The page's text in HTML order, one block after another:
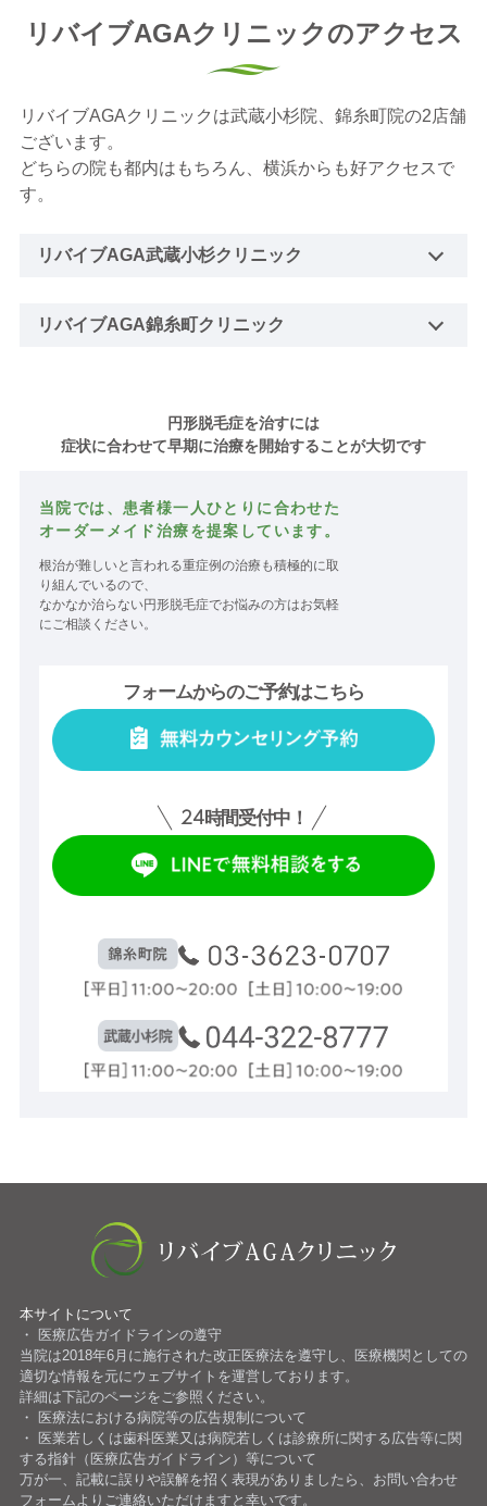
の
送
リバイブAGAクリニックのアクセス
リバイブAGAクリニックは武蔵小杉院、錦糸町院の2店舗
ございます。
どちらの院も都内はもちろん、横浜からも好アクセスで
す。
リバイブAGA武蔵小杉クリニック
リバイブAGA錦糸町クリニック
円形脱毛症を治すには
症状に合わせて早期に治療を開始することが大切です
当院では、患者様一人ひとりに合わせた
オーダーメイド治療を提案しています。
根治が難しいと言われる重症例の治療も積極的に取
り組んでいるので、
なかなか治らない円形脱毛症でお悩みの方はお気軽
にご相談ください。
フォームからのご予約はこちら
24時間受付中！
本サイトについて
医療広告ガイドラインの遵守
当院は2018年6月に施行された改正医療法を遵守し、医療機関としての
適切な情報を元にウェブサイトを運営しております。
詳細は下記のページをご参照ください。
医療法における病院等の広告規制について
医業若しくは歯科医業又は病院若しくは診療所に関する広告等に関
する指針（医療広告ガイドライン）等について
万が一、記載に誤りや誤解を招く表現がありましたら、お問い合わせ
フォームよりご連絡いただけますと幸いです。